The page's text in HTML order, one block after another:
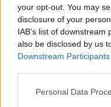
your opt-out. You may
disclosure of your
IAB’s list of
also be disclosed by us
Downstream Participants
Please note that this
Personal Data